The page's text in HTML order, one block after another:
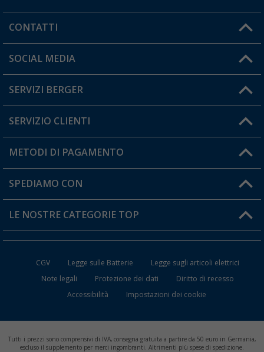
CONTATTI
Orari di apertura del servizio:
Hai una domanda?
SOCIAL MEDIA
SERVIZI BERGER
Diventare rivenditori
Il mio Account
Carta fedeltà Berger
SERVIZIO CLIENTI
Informazioni sulla spedizione
Resi
FAQ e Contatti
METODI DI PAGAMENTO
SPEDIAMO CON
LE NOSTRE CATEGORIE TOP
Mobili per il Campeggio
Frigo Portatili
Climatizzatori per Camper
CGV Legge sulle Batterie
Legge sugli articoli elettrici
Note legali
Protezione dei dati
Diritto di recesso
Accessibilità
Impostazioni dei cookie
Tutti i prezzi sono comprensivi di IVA, consegna gratuita a partire da 50 euro in Germania,
escluso il supplemento per merci ingombranti. Altrimenti più spese di spedizione.